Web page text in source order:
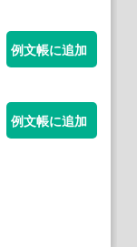
例文帳に追加
例文帳に追加